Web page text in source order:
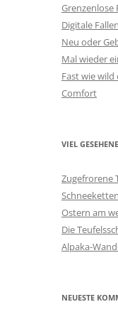
Grenzenlose
Digitale
Neu oder
Mal wieder
Fast wie
Comfort
VIEL
Zugefrorene
Ostern am
Die
Alpaka-
NEUESTE